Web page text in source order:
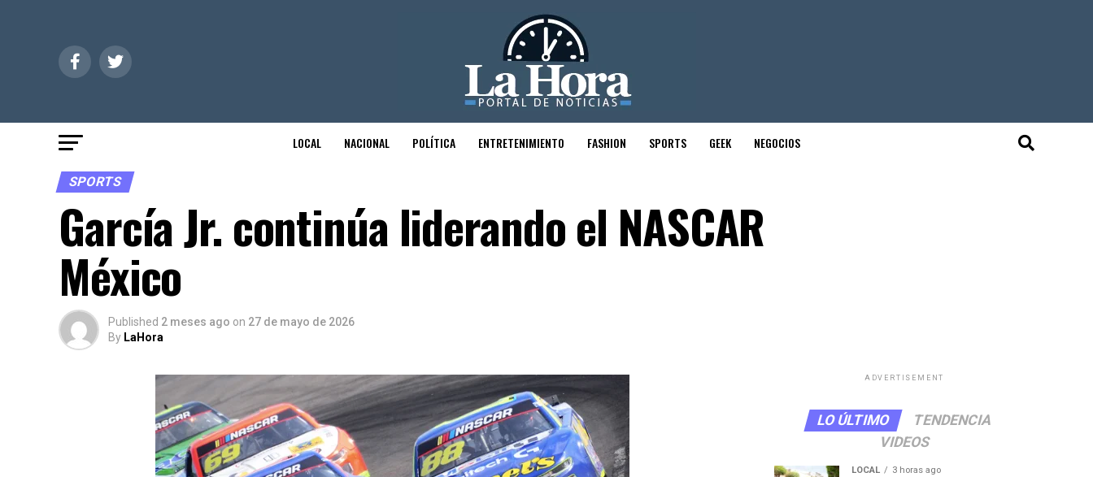
LOCAL NACIONAL POLÍTICA ENTRETENIMIENTO FASHION SPORTS GEEK NEGOCIOS
SPORTS
García Jr. continúa liderando el NASCAR
México
Published 2 meses ago on 27 de mayo de 2026
By LaHora
ADVERTISEMENT
LO ÚLTIMO
TENDENCIA
VIDEOS
LOCAL 3 horas ago